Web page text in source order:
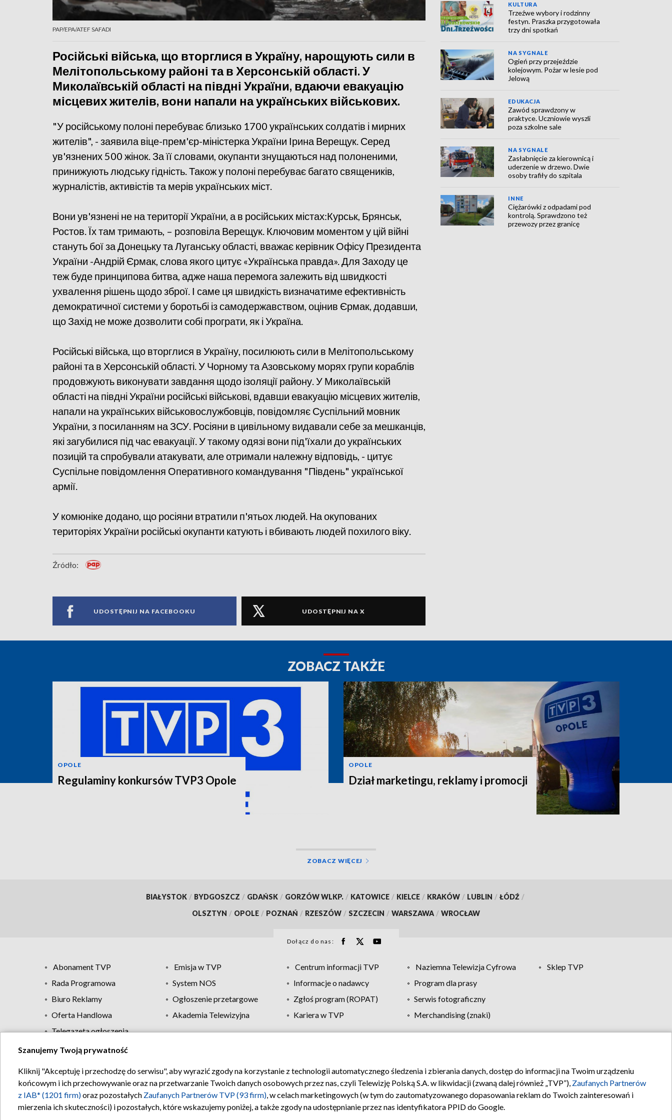
PAP/EPA/ATEF SAFADI
Російські війська, що вторглися в Україну, нарощують сили в
Мелітопольському районі та в Херсонській області. У
Миколаївській області на півдні України, вдаючи евакуацію
місцевих жителів, вони напали на українських військових.
"У російському полоні перебуває близько 1700 українських солдатів і мирних
жителів", - заявила віце-прем'єр-міністерка України Ірина Верещук. Серед
ув'язнених 500 жінок. За її словами, окупанти знущаються над полоненими,
принижують людську гідність. Також у полоні перебуває багато священиків,
журналістів, активістів та мерів українських міст.
Вони ув'язнені не на території України, а в російських містах:Курськ, Брянськ,
Ростов. Їх там тримають, – розповіла Верещук. Ключовим моментом у цій війні
стануть бої за Донецьку та Луганську області, вважає керівник Офісу Президента
України -Андрій Єрмак, слова якого цитує «Українська правда». Для Заходу це
теж буде принципова битва, адже наша перемога залежить від швидкості
ухвалення рішень щодо зброї. І саме ця швидкість визначатиме ефективність
демократичної системи у боротьбі із самодержавством, оцінив Єрмак, додавши,
що Захід не може дозволити собі програти, як і Україна.
Російські війська, що вторглися в Україну, посилюють сили в Мелітопольському
районі та в Херсонській області. У Чорному та Азовському морях групи кораблів
продовжують виконувати завдання щодо ізоляції району. У Миколаївській
області на півдні України російські військові, вдавши евакуацію місцевих жителів,
напали на українських військовослужбовців, повідомляє Суспільний мовник
України, з посиланням на ЗСУ. Росіяни в цивільному видавали себе за мешканців,
які загубилися під час евакуації. У такому одязі вони під'їхали до українських
позицій та спробували атакувати, але отримали належну відповідь, - цитує
Суспільне повідомлення Оперативного командування "Південь" української
армії.
У комюніке додано, що росіяни втратили п'ятьох людей. На окупованих
територіях України російські окупанти катують і вбивають людей похилого віку.
Źródło:
UDOSTĘPNIJ NA FACEBOOKU UDOSTĘPNIJ NA X
KULTURA
Trzeźwe wybory i rodzinny
festyn. Praszka przygotowała
trzy dni spotkań
NA SYGNALE
Ogień przy przejeździe
kolejowym. Pożar w lesie pod
Jelową
EDUKACJA
Zawód sprawdzony w
praktyce. Uczniowie wyszli
poza szkolne sale
NA SYGNALE
Zasłabnięcie za kierownicą i
uderzenie w drzewo. Dwie
osoby trafiły do szpitala
INNE
Ciężarówki z odpadami pod
kontrolą. Sprawdzono też
przewozy przez granicę
ZOBACZ TAKŻE
OPOLE
Regulaminy konkursów TVP3 Opole
OPOLE
Dział marketingu, reklamy i promocji
ZOBACZ WIĘCEJ
BIAŁYSTOK / BYDGOSZCZ / GDAŃSK / GORZÓW WLKP. / KATOWICE / KIELCE / KRAKÓW / LUBLIN / ŁÓDŹ /
OLSZTYN / OPOLE / POZNAŃ / RZESZÓW / SZCZECIN / WARSZAWA / WROCŁAW
Dołącz do nas:
Abonament TVP Emisja w TVP Centrum informacji TVP Naziemna Telewizja Cyfrowa
Sklep TVP
Rada Programowa
System NOS Informacje o nadawcy
Program dla prasy
Biuro Reklamy
Ogłoszenie przetargowe Zgłoś program (ROPAT)
Serwis fotograficzny
Oferta Handlowa
Akademia Telewizyjna Kariera w TVP
Merchandising (znaki)
Telegazeta ogłoszenia
Regulamin TVP Polityka prywatności Moje zgody Pomoc Biuro reklamy Kontakt
Szanujemy Twoją prywatność
Kliknij "Akceptuję i przechodzę do serwisu", aby wyrazić zgody na korzystanie z technologii automatycznego śledzenia i zbierania danych, dostęp do informacji na Twoim urządzeniu
końcowym i ich przechowywanie oraz na przetwarzanie Twoich danych osobowych przez nas, czyli Telewizję Polską S.A. w likwidacji (zwaną dalej również „TVP”), Zaufanych Partnerów
z IAB* (1201 firm)oraz pozostałych Zaufanych Partnerów TVP (93 firm), w celach marketingowych (w tym do zautomatyzowanego dopasowania reklam do Twoich zainteresowań i
mierzenia ich skuteczności) i pozostałych, które wskazujemy poniżej, a także zgody na udostępnianie przez nas identyfikatora PPID do Google.